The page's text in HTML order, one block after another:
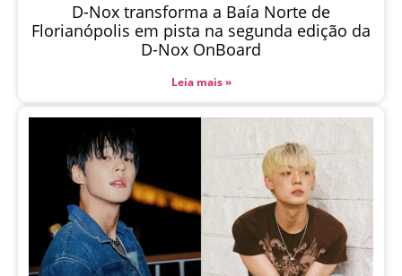
D-Nox transforma a Baía Norte de
Florianópolis em pista na segunda edição da
D-Nox OnBoard
Leia mais »